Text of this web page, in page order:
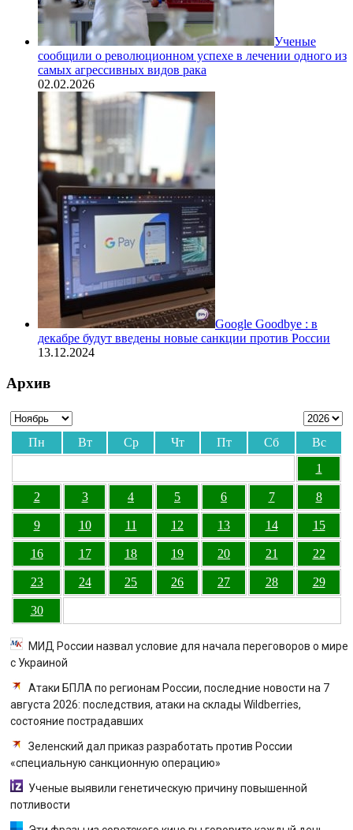
Ученые
сообщили о революционном успехе в лечении одного из
самых агрессивных видов рака
02.02.2026
Google Goodbye : в
декабре будут введены новые санкции против России
13.12.2024
Архив
Пн Вт Ср Чт Пт Сб
Вс
1
2 3 4 5 6 7 8
9 10 11 12 13 14 15
16 17 18 19 20 21 22
23 24 25 26 27 28 29
30
МИД России назвал условие для начала переговоров о мире
с Украиной
Атаки БПЛА по регионам России, последние новости на 7
августа 2026: последствия, атаки на склады Wildberries,
состояние пострадавших
Зеленский дал приказ разработать против России
«специальную санкционную операцию»
Ученые выявили генетическую причину повышенной
потливости